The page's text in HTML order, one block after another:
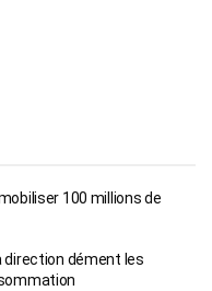
100 millions de
direction dément les